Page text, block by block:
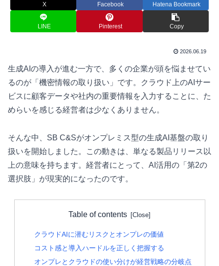
X Facebook Hatena Bookmark
LINE Pinterest Copy
2026.06.19
生成AIの導入が進む一方で、多くの企業が頭を悩ませてい
るのが「機密情報の取り扱い」です。クラウド上のAIサー
ビスに顧客データや社内の重要情報を入力することに、た
めらいを感じる経営者は少なくありません。
そんな中、SB C&Sがオンプレミス型の生成AI基盤の取り
扱いを開始しました。この動きは、単なる製品リリース以
上の意味を持ちます。経営者にとって、AI活用の「第2の
選択肢」が現実的になったのです。
Table of contents
クラウドAIに潜むリスクとオンプレの価値
コスト感と導入ハードルを正しく把握する
オンプレとクラウドの使い分けが経営戦略の分岐点